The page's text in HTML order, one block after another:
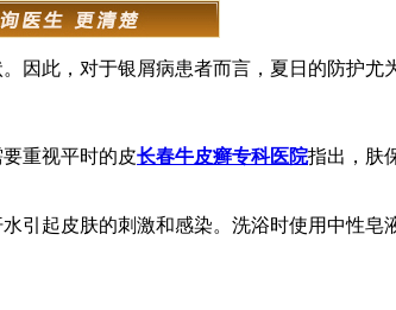
因此，对于银屑病患者而言，夏日的防护尤
重视平时的皮长春牛皮癣专科医院指出，肤
起皮肤的刺激和感染。洗浴时使用中性皂